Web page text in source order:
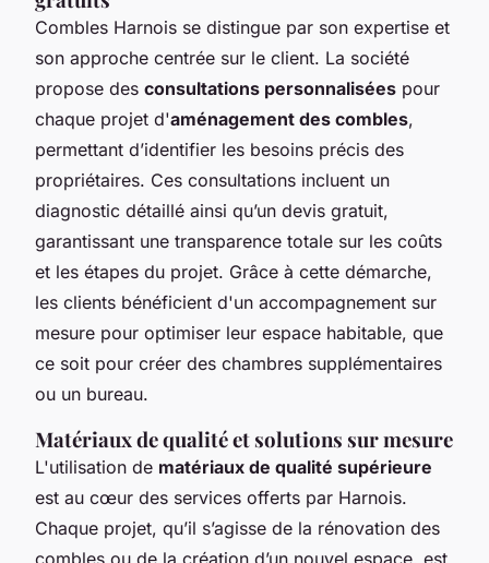
Combles Harnois se distingue par son expertise et
son approche centrée sur le client. La société
propose des consultations personnalisées pour
chaque projet d'aménagement des combles,
permettant d’identifier les besoins précis des
propriétaires. Ces consultations incluent un
diagnostic détaillé ainsi qu’un devis gratuit,
garantissant une transparence totale sur les coûts
et les étapes du projet. Grâce à cette démarche,
les clients bénéficient d'un accompagnement sur
mesure pour optimiser leur espace habitable, que
ce soit pour créer des chambres supplémentaires
ou un bureau.
Matériaux de qualité et solutions sur mesure
L'utilisation de matériaux de qualité supérieure
est au cœur des services offerts par Harnois.
Chaque projet, qu’il s’agisse de la rénovation des
combles ou de la création d’un nouvel espace, est